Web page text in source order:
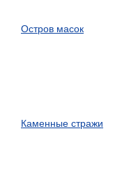
Остров масок
Каменные стражи